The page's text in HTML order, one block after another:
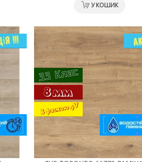
У КОШИК